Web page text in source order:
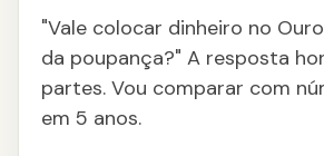
Antecipação do 13º
Crédito Imobiliário
"Vale colocar dinheiro no
da poupança?" A resposta
partes. Vou comparar com
em 5 anos.